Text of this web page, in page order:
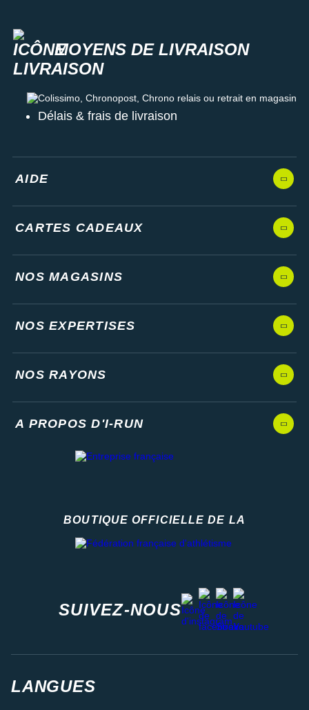
MOYENS DE LIVRAISON
Colissimo, Chronopost, Chrono relais ou retrait en magasin
Délais & frais de livraison
AIDE
CARTES CADEAUX
NOS MAGASINS
NOS EXPERTISES
NOS RAYONS
A PROPOS D'I-RUN
BOUTIQUE OFFICIELLE DE LA
SUIVEZ-NOUS
instagram
facebook
stravayoutube
LANGUES